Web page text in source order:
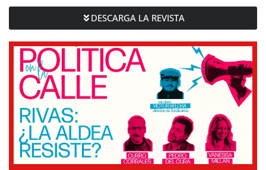
DESCARGA LA REVISTA